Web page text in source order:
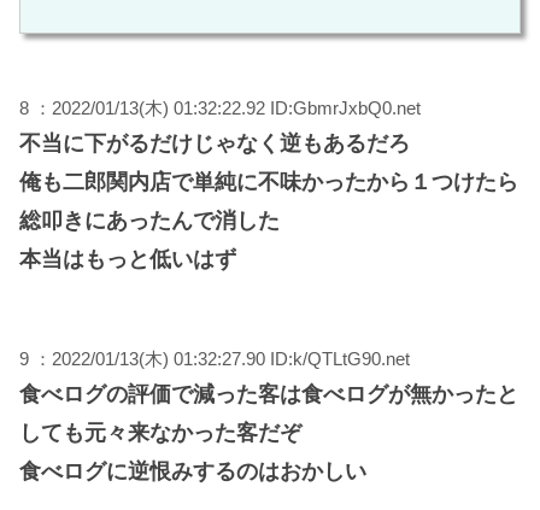
8 ：2022/01/13(木) 01:32:22.92 ID:GbmrJxbQ0.net
不当に下がるだけじゃなく逆もあるだろ
俺も二郎関内店で単純に不味かったから１つけたら
総叩きにあったんで消した
本当はもっと低いはず
9 ：2022/01/13(木) 01:32:27.90 ID:k/QTLtG90.net
食べログの評価で減った客は食べログが無かったと
しても元々来なかった客だぞ
食べログに逆恨みするのはおかしい